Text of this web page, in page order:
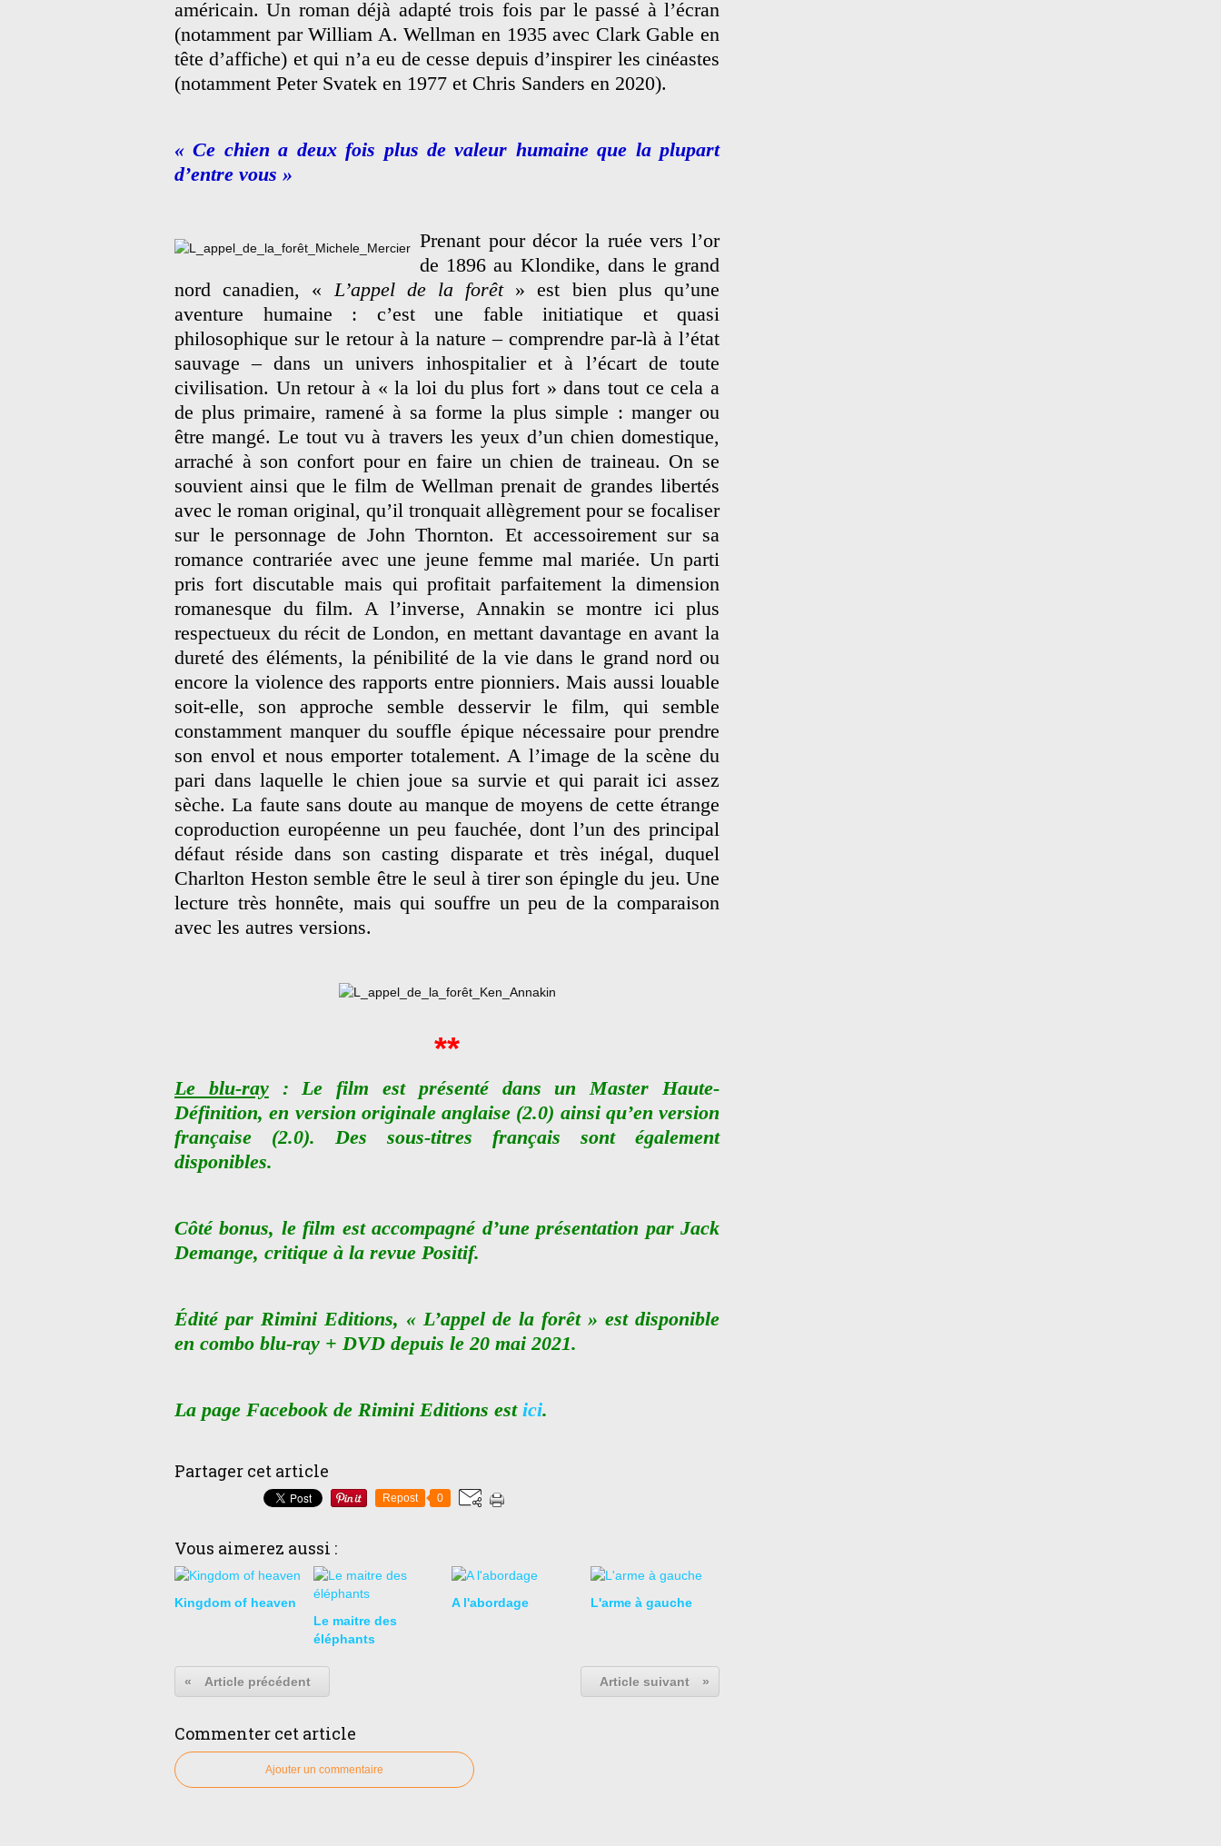
américain. Un roman déjà adapté trois fois par le passé à l’écran
(notamment par William A. Wellman en 1935 avec Clark Gable en
tête d’affiche) et qui n’a eu de cesse depuis d’inspirer les cinéastes
(notamment Peter Svatek en 1977 et Chris Sanders en 2020).
« Ce chien a deux fois plus de valeur humaine que la plupart
d’entre vous »
Prenant pour décor la ruée vers l’or
de 1896 au Klondike, dans le grand
nord canadien, «L’appel de la forêt » est bien plus qu’une
aventure humaine : c’est une fable initiatique et quasi
philosophique sur le retour à la nature – comprendre par-là à l’état
sauvage – dans un univers inhospitalier et à l’écart de toute
civilisation. Un retour à « la loi du plus fort » dans tout ce cela a
de plus primaire, ramené à sa forme la plus simple : manger ou
être mangé. Le tout vu à travers les yeux d’un chien domestique,
arraché à son confort pour en faire un chien de traineau. On se
souvient ainsi que le film de Wellman prenait de grandes libertés
avec le roman original, qu’il tronquait allègrement pour se focaliser
sur le personnage de John Thornton. Et accessoirement sur sa
romance contrariée avec une jeune femme mal mariée. Un parti
pris fort discutable mais qui profitait parfaitement la dimension
romanesque du film. A l’inverse, Annakin se montre ici plus
respectueux du récit de London, en mettant davantage en avant la
dureté des éléments, la pénibilité de la vie dans le grand nord ou
encore la violence des rapports entre pionniers. Mais aussi louable
soit-elle, son approche semble desservir le film, qui semble
constamment manquer du souffle épique nécessaire pour prendre
son envol et nous emporter totalement. A l’image de la scène du
pari dans laquelle le chien joue sa survie et qui parait ici assez
sèche. La faute sans doute au manque de moyens de cette étrange
coproduction européenne un peu fauchée, dont l’un des principal
défaut réside dans son casting disparate et très inégal, duquel
Charlton Heston semble être le seul à tirer son épingle du jeu. Une
lecture très honnête, mais qui souffre un peu de la comparaison
avec les autres versions.
**
Le blu-ray: Le film est présenté dans un Master Haute-
Définition, en version originale anglaise (2.0) ainsi qu’en version
française (2.0). Des sous-titres français sont également
disponibles.
Côté bonus, le film est accompagné d’une présentation par Jack
Demange, critique à la revue Positif.
Édité par Rimini Editions, « L’appel de la forêt » est disponible
en combo blu-ray + DVD depuis le 20 mai 2021.
La page Facebook de Rimini Editions est ici.
Partager cet article
Repost 0
Vous aimerez aussi :
Kingdom of heaven
Le maitre des
éléphants
A l'abordage L'arme à gauche
« Article précédent Article suivant »
Commenter cet article
Ajouter un commentaire